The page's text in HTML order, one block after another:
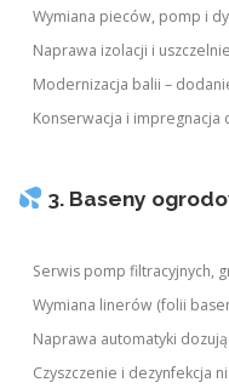
Wymiana pieców, pomp i
Naprawa izolacji i
Modernizacja balii –
Konserwacja i impregnacja
3. Baseny
Serwis pomp filtracyjnych,
Wymiana linerów (folii
Naprawa automatyki
Czyszczenie i dezynfekcja